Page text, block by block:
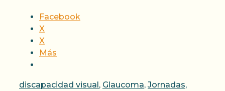
Facebook
X
X
Más
Categorías
discapacidad visual, Glaucoma, Jornadas,